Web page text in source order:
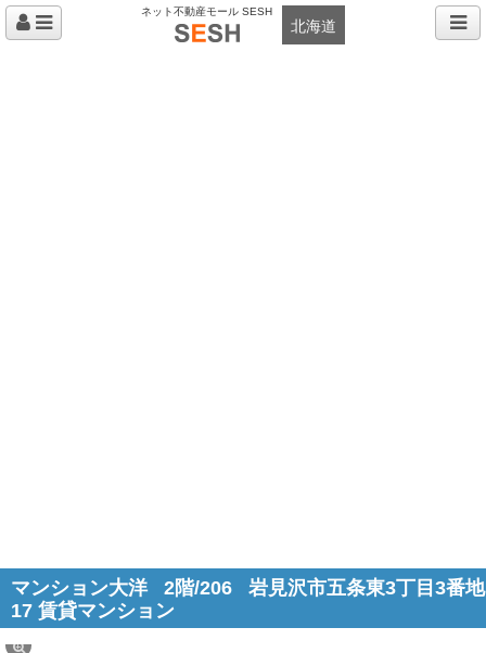
ネット不動産モール SESH
北海道
マンション大洋 2階/206
岩見沢市五条東3丁目3番地
17 賃貸マンション